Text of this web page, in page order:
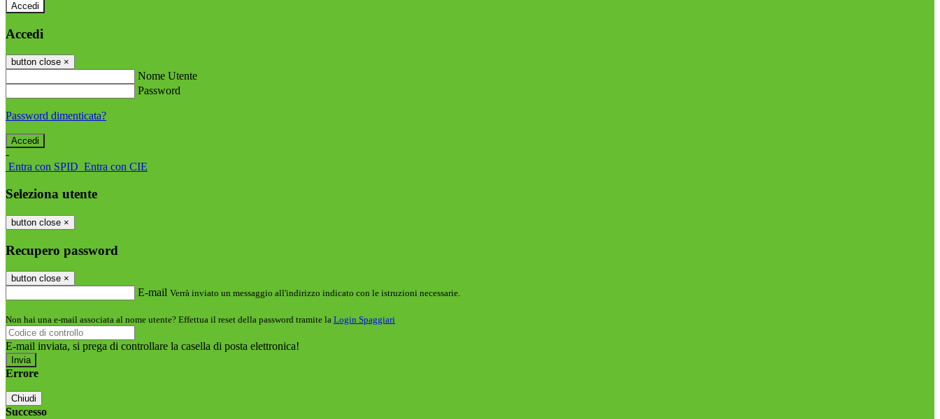
Accedi
Accedi
button close ×
Nome Utente
Password
Password dimenticata?
-
Entra con SPID Entra con CIE
Seleziona utente
button close ×
Recupero password
button close ×
E-mail Verrà inviato un messaggio all'indirizzo indicato con le istruzioni necessarie.
Non hai una e-mail associata al nome utente? Effettua il reset della password tramite la Login Spaggiari
E-mail inviata, si prega di controllare la casella di posta elettronica!
Errore
Chiudi
Successo